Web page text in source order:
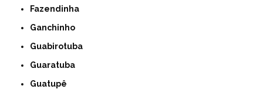
Fazendinha
Ganchinho
Guabirotuba
Guaratuba
Guatupê